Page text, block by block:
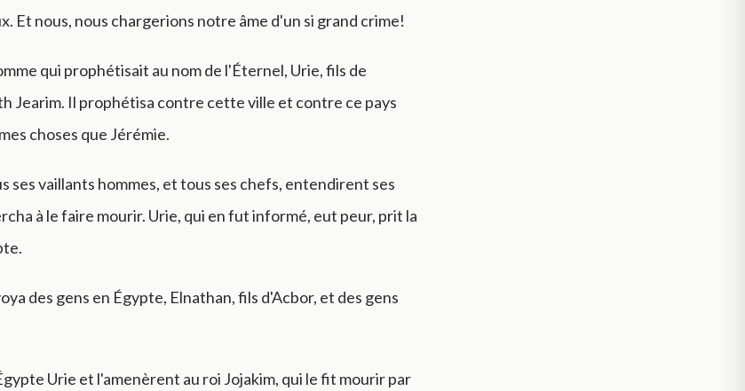
Et nous, nous chargerions notre âme d'un si grand crime!
qui prophétisait au nom de l'Éternel, Urie, fils de
Jearim. Il prophétisa contre cette ville et contre ce pays
choses que Jérémie.
ses vaillants hommes, et tous ses chefs, entendirent ses
à le faire mourir. Urie, qui en fut informé, eut peur, prit la
des gens en Égypte, Elnathan, fils d'Acbor, et des gens
Urie et l'amenèrent au roi Jojakim, qui le fit mourir par